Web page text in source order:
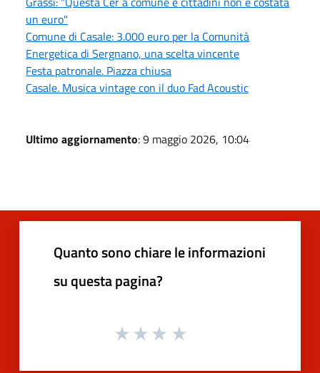
un euro"
Comune di Casale: 3.000 euro per la Comunità
Energetica di Sergnano, una scelta vincente
Festa patronale. Piazza chiusa
Casale. Musica vintage con il duo Fad Acoustic
Ultimo aggiornamento: 9 maggio 2026, 10:04
Quanto sono chiare le informazioni
su questa pagina?